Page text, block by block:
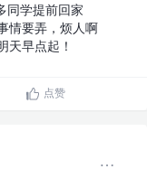
同学提前回家
情要弄，烦人啊
天早点起！
点赞